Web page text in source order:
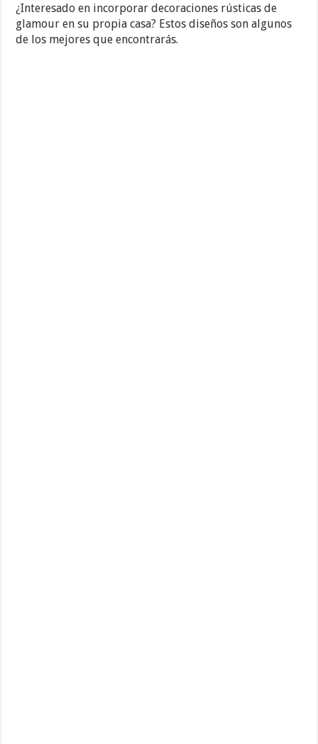
¿Interesado en incorporar decoraciones rústicas de
glamour en su propia casa? Estos diseños son algunos
de los mejores que encontrarás.